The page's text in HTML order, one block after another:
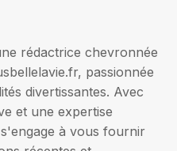
rédactrice chevronnée
passionnée
divertissantes. Avec
et une expertise
à vous fournir